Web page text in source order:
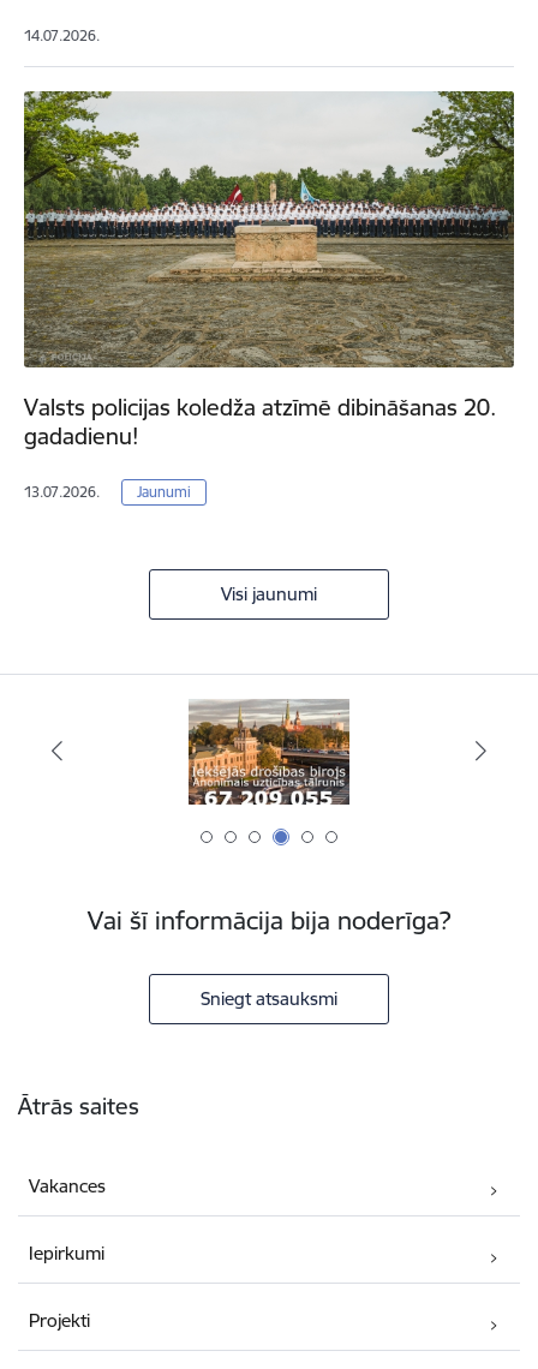
14.07.2026.
Valsts policijas koledža atzīmē dibināšanas 20.
gadadienu!
13.07.2026. Jaunumi
Visi jaunumi
Vai šī informācija bija noderīga?
Sniegt atsauksmi
Ātrās saites
Vakances
Iepirkumi
Projekti